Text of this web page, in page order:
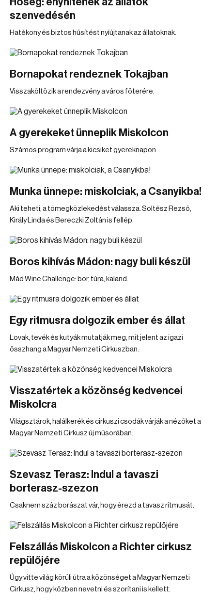
szenvedésén
Hatékony és biztos hűsítést nyíújtanak az állatoknak.
Bornapokat rendeznek Tokajban
Visszaköltözik a rendezvény a város főterére.
A gyerekeket ünneplik Miskolcon
Számos program várja a kicsiket gyereknapon.
Munka ünnepe: miskolciak, a Csanyikba!
Aki teheti, a tömegközlekedést válassza. Soltész Rezső,
Király Linda és Bereczki Zoltán is fellép.
Boros kihívás Mádon: nagy buli készül
Mád Wine Challenge: bor, túra, kaland.
Egy ritmusra dolgozik ember és állat
Lovak, tevék és kutyák mutatják meg, mit jelent az igazi
összhang a Magyar Nemzeti Cirkuszban.
Visszatértek a közönség kedvencei
Miskolcra
Világsztárok, halálkerék és cirkuszi csodák várják a nézőket a
Magyar Nemzeti Cirkusz új műsorában.
Szevasz Terasz: Indul a tavaszi
borterasz-szezon
Csaknem száz borászat vár, hogy érezd a tavasz ritmusát.
Felszállás Miskolcon a Richter cirkusz
repülőjére
Úgy vitte világ körüli útra a közönséget a Magyar Nemzeti
Cirkusz, hogy közben nevetni és szorítani is kellett.